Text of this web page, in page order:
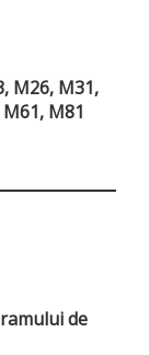
M26, M31,
M81
de